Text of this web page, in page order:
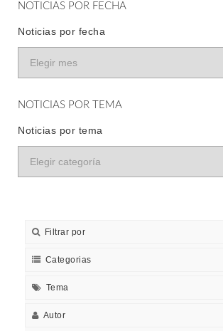
NOTICIAS POR FECHA
Noticias por fecha
NOTICIAS POR TEMA
Noticias por tema
Filtrar por
Categorias
Tema
Autor